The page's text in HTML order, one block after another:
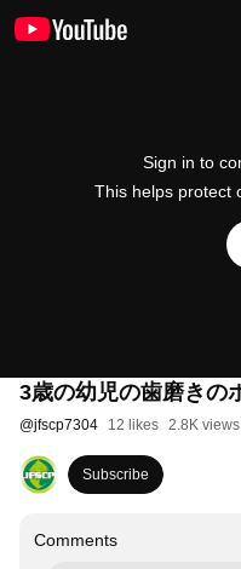
Sign in to
This helps protect
3歳の幼児の歯磨きの
@jfscp7304 12 likes 2.8K views
Subscribe
Comments